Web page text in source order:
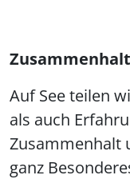
Auf See teilen
als auch
Zusammenhalt
ganz